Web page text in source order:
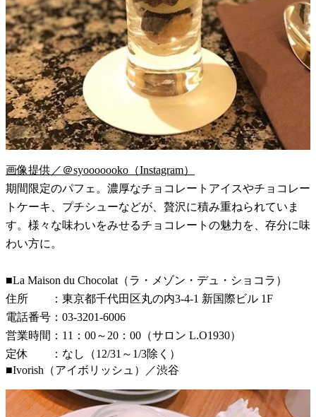
画像提供／＠syooooooko（Instagram）
期間限定のパフェ。濃厚なチョコレートアイスやチョコレー
トケーキ、プチシューなどが、贅沢に積み重ねられていま
す。様々な味わいをみせるチョコレートの魅力を、存分に味
わい方に。
■La Maison du Chocolat（ラ・メゾン・デュ・ショコラ）
住所 ：東京都千代田区丸の内3-4-1 新国際ビル 1F
電話番号：03-3201-6006
営業時間：11：00～20：00（サロン L.O1930）
定休 ：なし（12/31～1/3除く）
■Ivorish（アイボリッシュ）／渋谷